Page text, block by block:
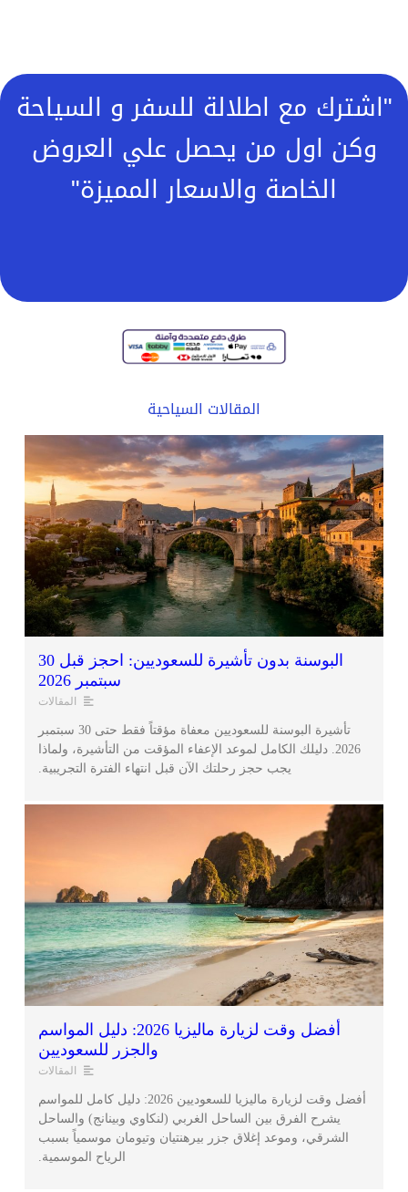
"اشترك مع اطلالة للسفر و السياحة
وكن اول من يحصل علي العروض
الخاصة والاسعار المميزة"
المقالات السياحية
البوسنة بدون تأشيرة للسعوديين: احجز قبل 30
سبتمبر 2026
المقالات
تأشيرة البوسنة للسعوديين معفاة مؤقتاً فقط حتى 30 سبتمبر
2026. دليلك الكامل لموعد الإعفاء المؤقت من التأشيرة، ولماذا
يجب حجز رحلتك الآن قبل انتهاء الفترة التجريبية.
أفضل وقت لزيارة ماليزيا 2026: دليل المواسم
والجزر للسعوديين
المقالات
أفضل وقت لزيارة ماليزيا للسعوديين 2026: دليل كامل للمواسم
يشرح الفرق بين الساحل الغربي (لنكاوي وبينانج) والساحل
الشرقي، وموعد إغلاق جزر بيرهنتيان وتيومان موسمياً بسبب
الرياح الموسمية.